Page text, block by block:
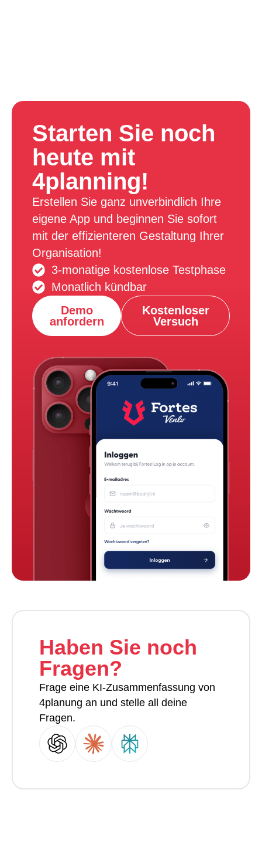
Starten Sie noch
heute mit
4planning!
Erstellen Sie ganz unverbindlich Ihre
eigene App und beginnen Sie sofort
mit der effizienteren Gestaltung Ihrer
Organisation!
3-monatige kostenlose Testphase
Monatlich kündbar
Demo
anfordern
Kostenloser
Versuch
Haben Sie noch
Fragen?
Frage eine KI-Zusammenfassung von
4planung an und stelle all deine
Fragen.